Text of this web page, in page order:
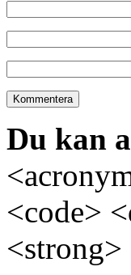
Du kan
<code>
<strong>